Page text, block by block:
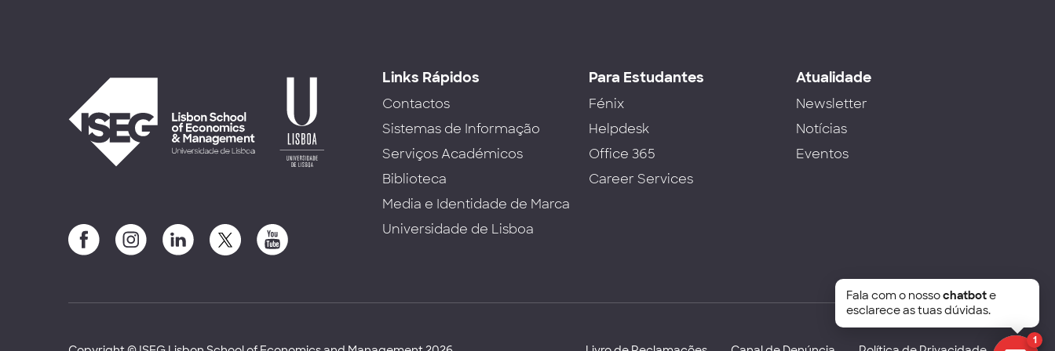
Links Rápidos
Contactos
Sistemas de Informação
Serviços Académicos
Biblioteca
Media e Identidade de Marca
Universidade de Lisboa
Para Estudantes
Fénix
Helpdesk
Office 365
Career Services
Atualidade
Newsletter
Notícias
Eventos
1
Fala com o nossochatbote
esclarece as tuas dúvidas.